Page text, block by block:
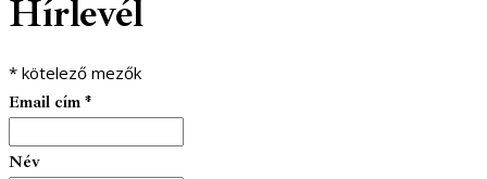
Hírlevél
* kötelező mezők
Email cím *
Név